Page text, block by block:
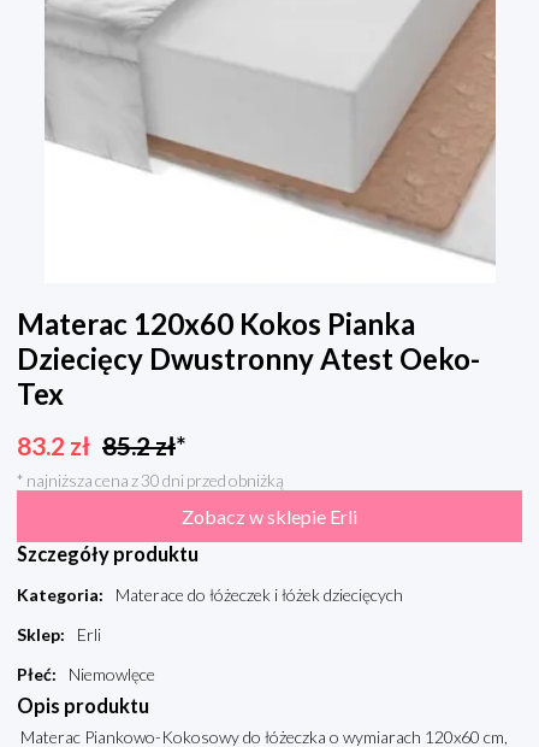
Materac 120x60 Kokos Pianka
Dziecięcy Dwustronny Atest Oeko-
Tex
83.2 zł 85.2zł*
* najniższa cena z 30 dni przed obniżką
Zobacz w sklepie Erli
Szczegóły produktu
Kategoria:
Materace do łóżeczek i łóżek dziecięcych
Sklep:
Erli
Płeć: Niemowlęce
Opis produktu
Materac Piankowo-Kokosowy do łóżeczka o wymiarach 120x60 cm,